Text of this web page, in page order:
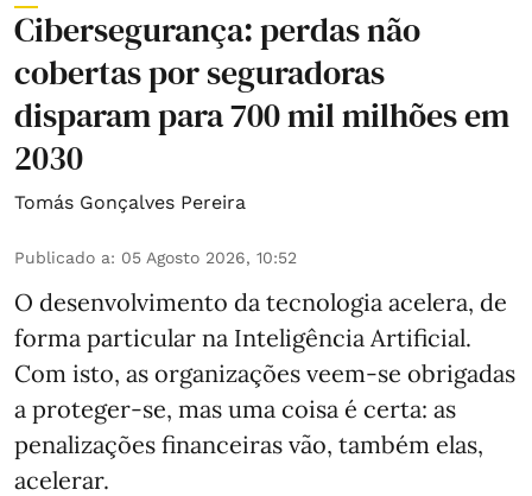
Cibersegurança: perdas não
cobertas por seguradoras
disparam para 700 mil milhões em
2030
Tomás Gonçalves Pereira
Publicado a: 05 Agosto 2026, 10:52
O desenvolvimento da tecnologia acelera, de
forma particular na Inteligência Artificial.
Com isto, as organizações veem-se obrigadas
a proteger-se, mas uma coisa é certa: as
penalizações financeiras vão, também elas,
acelerar.